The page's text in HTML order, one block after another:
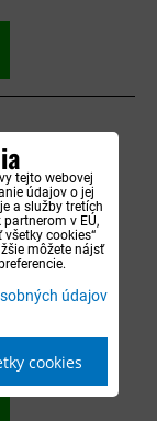
Stelvio
tejto webovej
údajov o jej
a služby tretích
v EÚ,
cookies“
môžete nájsť
údajov
cookies